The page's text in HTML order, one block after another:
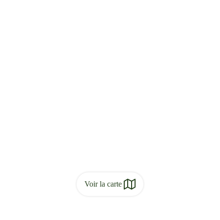
Voir la carte